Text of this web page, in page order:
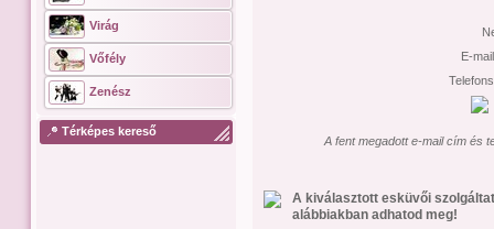
Virág
Vőfély
Zenész
Térképes kereső
E-
A fent megadott e-mail cím és
A kiválasztott esküvői
alábbiakban adhatod meg!